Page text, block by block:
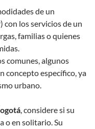
de un
con los servicios de un
familias o quienes
comunes, algunos
concepto específico, ya
urbano.
, considere si su
o en solitario. Su